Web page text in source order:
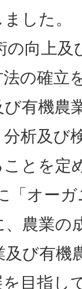
した。
の向上及
の確立
有機農
析及び
とを定
「オー
、農業の
び有機
目指し